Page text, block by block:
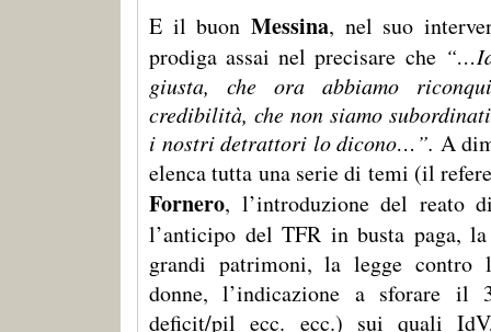
E il buon Messina, nel suo
prodiga assai nel precisare che
giusta, che ora abbiamo
credibilità, che non siamo
i nostri detrattori lo dicono…”. A
elenca tutta una serie di temi (il
Fornero, l’introduzione del reato
l’anticipo del TFR in busta paga,
grandi patrimoni, la legge contro
donne, l’indicazione a sforare il
deficit/pil ecc. ecc.) sui quali